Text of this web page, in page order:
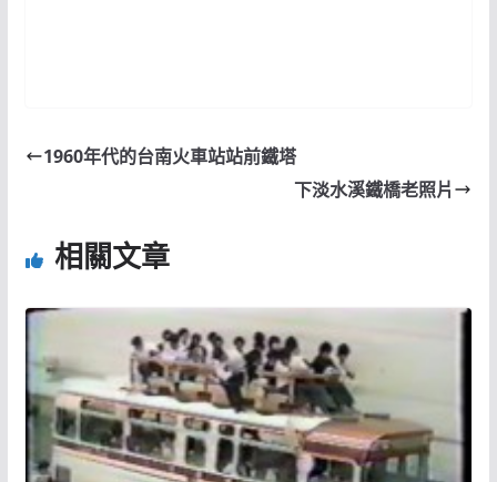
1960年代的台南火車站站前鐵塔
下淡水溪鐵橋老照片
相關文章